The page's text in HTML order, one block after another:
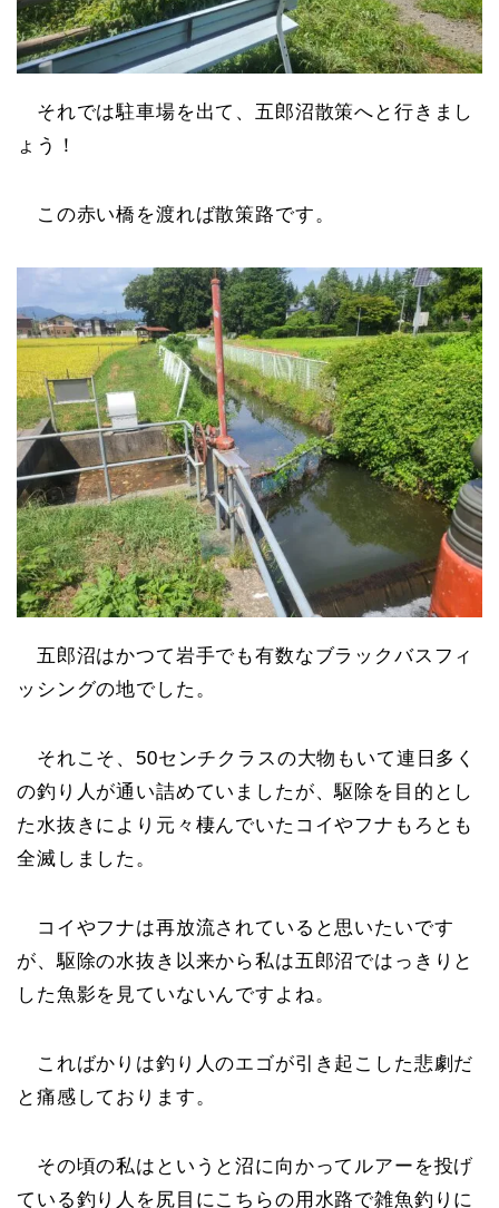
それでは駐車場を出て、五郎沼散策へと行きまし
ょう！
この赤い橋を渡れば散策路です。
五郎沼はかつて岩手でも有数なブラックバスフィ
ッシングの地でした。
それこそ、50センチクラスの大物もいて連日多く
の釣り人が通い詰めていましたが、駆除を目的とし
た水抜きにより元々棲んでいたコイやフナもろとも
全滅しました。
コイやフナは再放流されていると思いたいです
が、駆除の水抜き以来から私は五郎沼ではっきりと
した魚影を見ていないんですよね。
こればかりは釣り人のエゴが引き起こした悲劇だ
と痛感しております。
その頃の私はというと沼に向かってルアーを投げ
ている釣り人を尻目にこちらの用水路で雑魚釣りに